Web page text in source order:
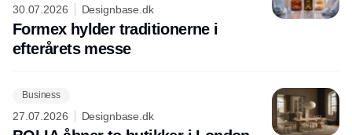
30.07.2026 Designbase.dk
Formex hylder traditionerne i
efterårets messe
Business
27.07.2026 Designbase.dk